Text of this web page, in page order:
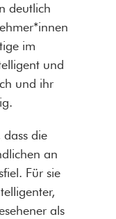
deutlich
im
und
und ihr
dass die
an
Für sie
als